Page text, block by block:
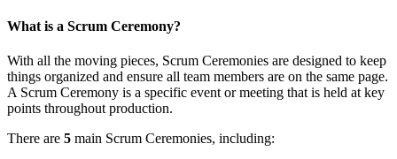
What is a Scrum Ceremony?
With all the moving pieces, Scrum Ceremonies are designed to keep
things organized and ensure all team members are on the same page.
A Scrum Ceremony is a specific event or meeting that is held at key
points throughout production.
There are 5 main Scrum Ceremonies, including: